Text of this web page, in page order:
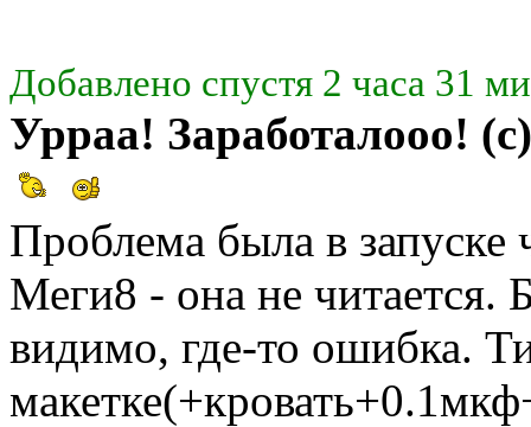
Добавлено спустя 2 часа 31
Урраа! Заработалооо!
Проблема была в запуске
Меги8 - она не читается.
видимо, где-то ошибка.